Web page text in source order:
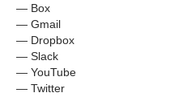
— Box
— Gmail
— Dropbox
— Slack
— YouTube
— Twitter